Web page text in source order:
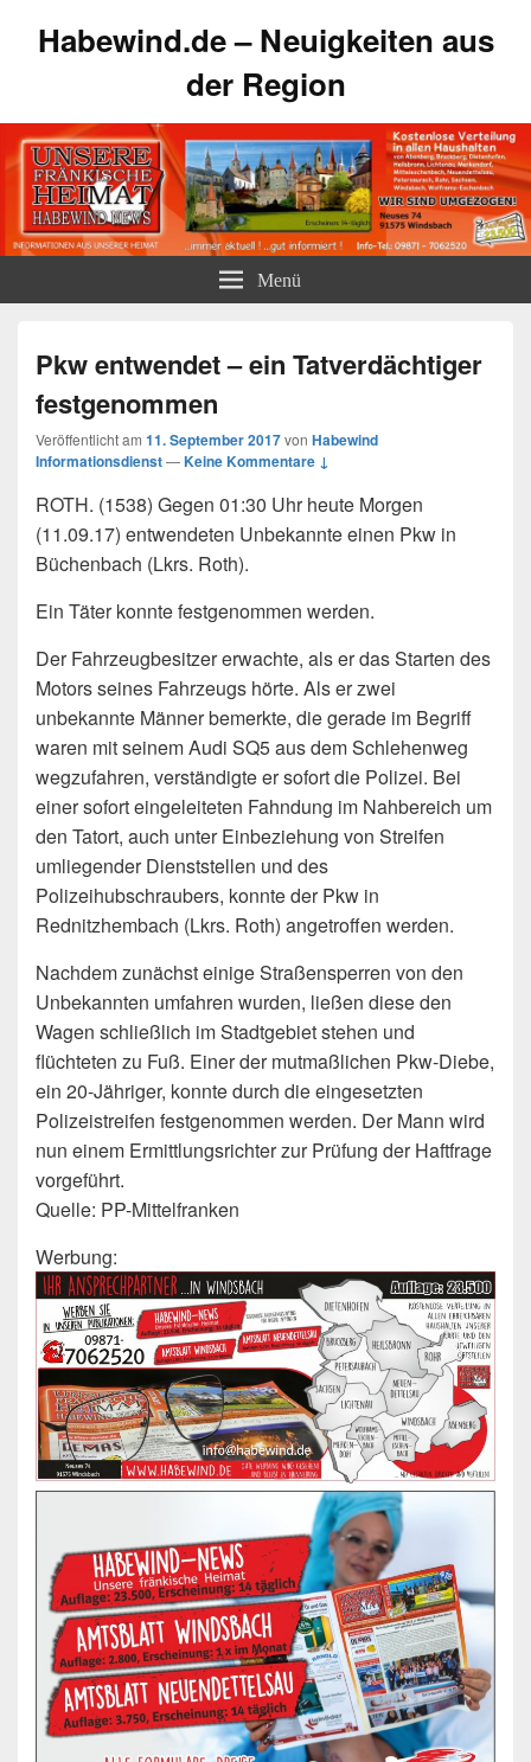
Habewind.de – Neuigkeiten aus
der Region
Menü
Pkw entwendet – ein Tatverdächtiger
festgenommen
Veröffentlicht am 11. September 2017von Habewind
Informationsdienst—Keine Kommentare ↓
ROTH. (1538) Gegen 01:30 Uhr heute Morgen
(11.09.17) entwendeten Unbekannte einen Pkw in
Büchenbach (Lkrs. Roth).
Ein Täter konnte festgenommen werden.
Der Fahrzeugbesitzer erwachte, als er das Starten des
Motors seines Fahrzeugs hörte. Als er zwei
unbekannte Männer bemerkte, die gerade im Begriff
waren mit seinem Audi SQ5 aus dem Schlehenweg
wegzufahren, verständigte er sofort die Polizei. Bei
einer sofort eingeleiteten Fahndung im Nahbereich um
den Tatort, auch unter Einbeziehung von Streifen
umliegender Dienststellen und des
Polizeihubschraubers, konnte der Pkw in
Rednitzhembach (Lkrs. Roth) angetroffen werden.
Nachdem zunächst einige Straßensperren von den
Unbekannten umfahren wurden, ließen diese den
Wagen schließlich im Stadtgebiet stehen und
flüchteten zu Fuß. Einer der mutmaßlichen Pkw-Diebe,
ein 20-Jähriger, konnte durch die eingesetzten
Polizeistreifen festgenommen werden. Der Mann wird
nun einem Ermittlungsrichter zur Prüfung der Haftfrage
vorgeführt.
Quelle: PP-Mittelfranken
Werbung: